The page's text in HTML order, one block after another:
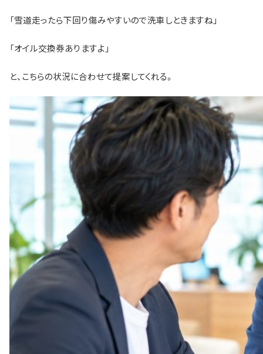
「雪道走ったら下回り傷みやすいので洗車しときますね」
「オイル交換券ありますよ」
と、こちらの状況に合わせて提案してくれる。